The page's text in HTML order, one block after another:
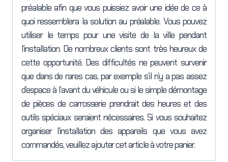
préalable afin que vous puissiez avoir une idée de ce à
quoi ressemblera la solution au préalable. Vous pouvez
utiliser le temps pour une visite de la ville pendant
l’installation. De nombreux clients sont très heureux de
cette opportunité. Des difficultés ne peuvent survenir
que dans de rares cas, par exemple s’il n’y a pas assez
d’espace à l’avant du véhicule ou si le simple démontage
de pièces de carrosserie prendrait des heures et des
outils spéciaux seraient nécessaires. Si vous souhaitez
organiser l’installation des appareils que vous avez
commandés, veuillez ajouter cet article à votre panier.